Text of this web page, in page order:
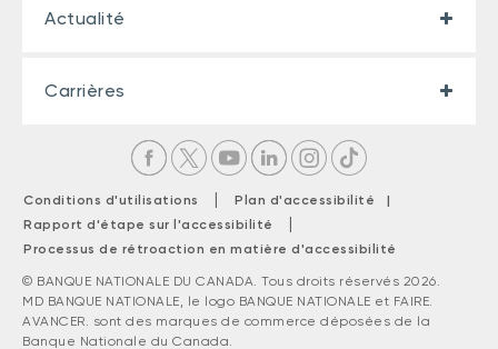
Actualité
Carrières
Conditions d'utilisations |
Plan d'accessibilité |
Rapport d'étape sur l'accessibilité
|
Processus de rétroaction en matière d'accessibilité
© BANQUE NATIONALE DU CANADA. Tous droits réservés 2026.
MD BANQUE NATIONALE, le logo BANQUE NATIONALE et FAIRE.
AVANCER. sont des marques de commerce déposées de la
Banque Nationale du Canada.